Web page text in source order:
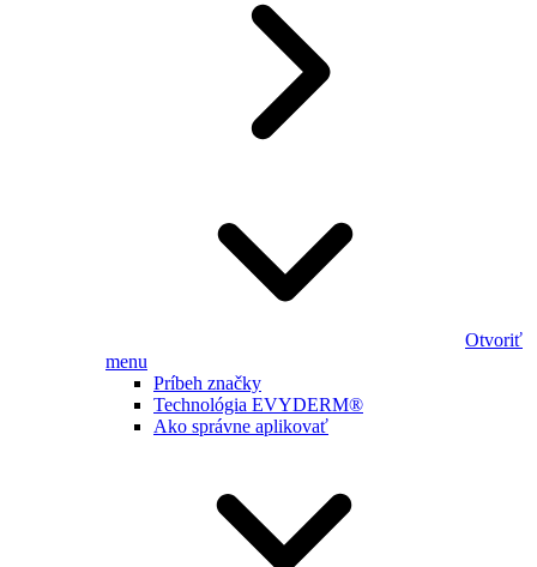
Otvoriť
menu
Príbeh značky
Technológia EVYDERM®
Ako správne aplikovať